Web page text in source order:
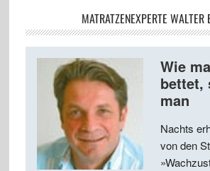
MATRATZENEXPERTE WALTER
Wie
bettet,
man
Nachts
von den